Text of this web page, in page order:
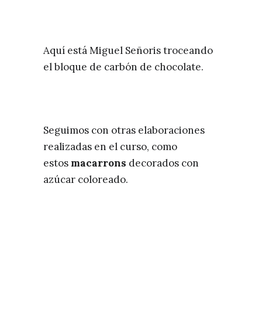
Aquí está Miguel Señoris troceando
el bloque de carbón de chocolate.
Seguimos con otras elaboraciones
realizadas en el curso, como
estos macarrons decorados con
azúcar coloreado.